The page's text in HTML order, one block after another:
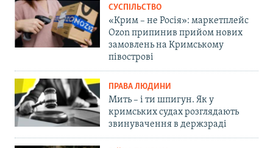
СУСПІЛЬСТВО
«Крим – не Росія»: маркетплейс
Ozon припинив прийом нових
замовлень на Кримському
півострові
ПРАВА ЛЮДИНИ
Мить – і ти шпигун. Як у
кримських судах розглядають
звинувачення в держзраді